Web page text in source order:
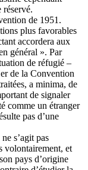
réservé.
de 1951.
plus favorables
accordera aux
général ». Par
de réfugié –
de la Convention
a minima, de
de signaler
comme un étranger
pas d’une
s’agit pas
volontairement, et
pays d’origine